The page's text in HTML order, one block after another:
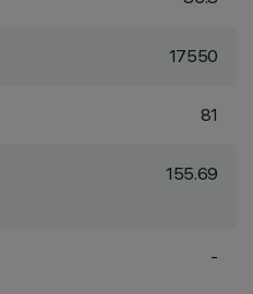
17550
81
155.69
-